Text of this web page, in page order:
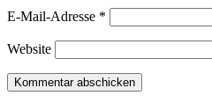
E-Mail-Adresse *
Website